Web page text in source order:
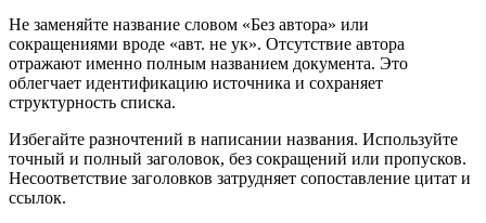
Не заменяйте название словом «Без автора» или
сокращениями вроде «авт. не ук». Отсутствие автора
отражают именно полным названием документа. Это
облегчает идентификацию источника и сохраняет
структурность списка.
Избегайте разночтений в написании названия. Используйте
точный и полный заголовок, без сокращений или пропусков.
Несоответствие заголовков затрудняет сопоставление цитат и
ссылок.